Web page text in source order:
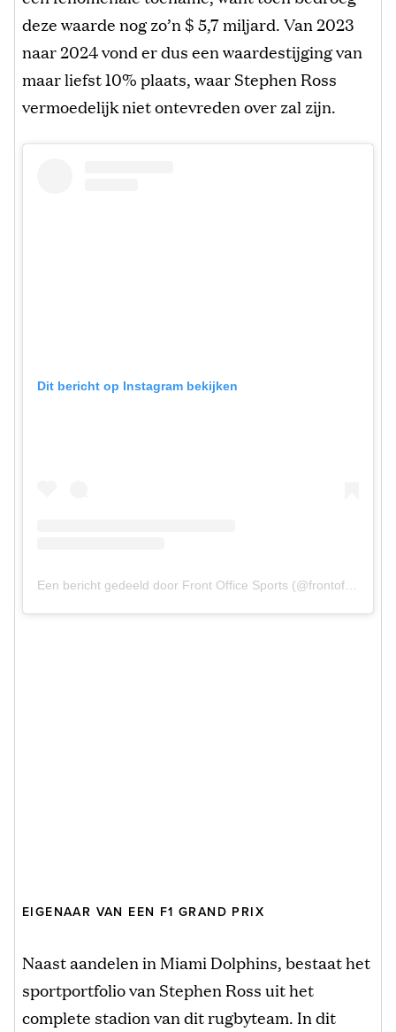
deze waarde nog zo’n $ 5,7 miljard. Van 2023
naar 2024 vond er dus een waardestijging van
maar liefst 10% plaats, waar Stephen Ross
vermoedelijk niet ontevreden over zal zijn.
Dit bericht op Instagram bekijken
Een bericht gedeeld door Front Office Sports (@frontofficesports)
EIGENAAR VAN EEN F1 GRAND PRIX
Naast aandelen in Miami Dolphins, bestaat het
sportportfolio van Stephen Ross uit het
complete stadion van dit rugbyteam. In dit